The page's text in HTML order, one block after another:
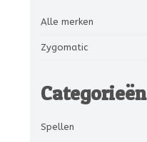
Alle merken
Zygomatic
Categorieën
Spellen